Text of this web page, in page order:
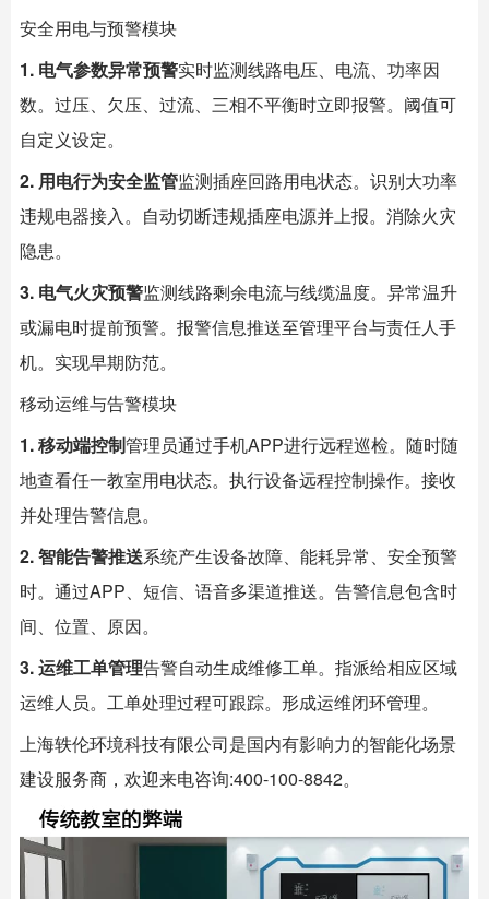
安全用电与预警模块
1. 电气参数异常预警实时监测线路电压、电流、功率因
数。过压、欠压、过流、三相不平衡时立即报警。阈值可
自定义设定。
2. 用电行为安全监管监测插座回路用电状态。识别大功率
违规电器接入。自动切断违规插座电源并上报。消除火灾
隐患。
3. 电气火灾预警监测线路剩余电流与线缆温度。异常温升
或漏电时提前预警。报警信息推送至管理平台与责任人手
机。实现早期防范。
移动运维与告警模块
1. 移动端控制管理员通过手机APP进行远程巡检。随时随
地查看任一教室用电状态。执行设备远程控制操作。接收
并处理告警信息。
2. 智能告警推送系统产生设备故障、能耗异常、安全预警
时。通过APP、短信、语音多渠道推送。告警信息包含时
间、位置、原因。
3. 运维工单管理告警自动生成维修工单。指派给相应区域
运维人员。工单处理过程可跟踪。形成运维闭环管理。
上海轶伦环境科技有限公司是国内有影响力的智能化场景
建设服务商，欢迎来电咨询:400-100-8842。